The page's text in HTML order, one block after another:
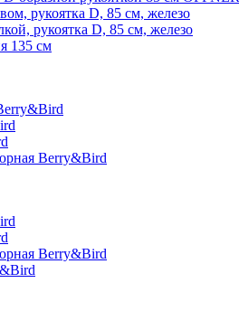
рукоятка D, 85 см, железо
рукоятка D, 85 см, железо
135 см
Berry&Bird
Berry&Bird